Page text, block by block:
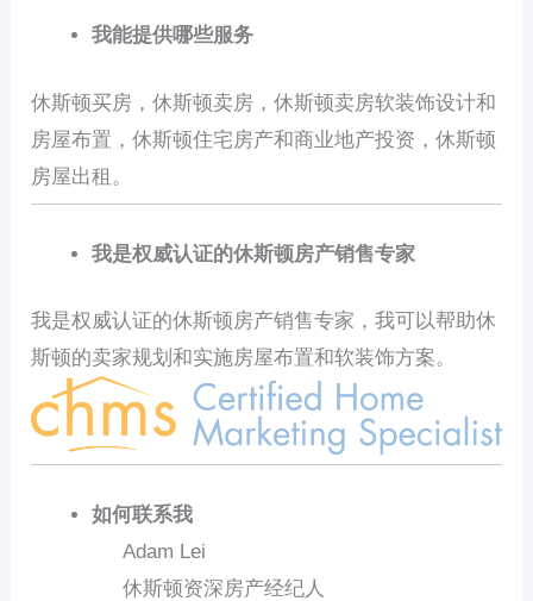
我能提供哪些服务
休斯顿买房，休斯顿卖房，休斯顿卖房软装饰设计和
房屋布置，休斯顿住宅房产和商业地产投资，休斯顿
房屋出租。
我是权威认证的休斯顿房产销售专家
我是权威认证的休斯顿房产销售专家，我可以帮助休
斯顿的卖家规划和实施房屋布置和软装饰方案。
如何联系我
Adam Lei
休斯顿资深房产经纪人